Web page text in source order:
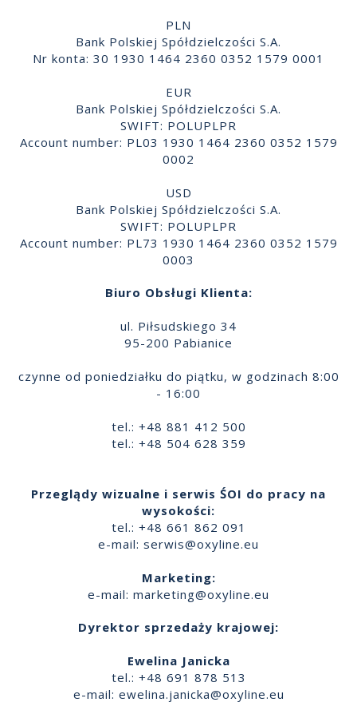
PLN
Bank Polskiej Spółdzielczości S.A.
Nr konta: 30 1930 1464 2360 0352 1579 0001
EUR
Bank Polskiej Spółdzielczości S.A.
SWIFT: POLUPLPR
Account number: PL03 1930 1464 2360 0352 1579
0002
USD
Bank Polskiej Spółdzielczości S.A.
SWIFT: POLUPLPR
Account number: PL73 1930 1464 2360 0352 1579
0003
Biuro Obsługi Klienta:
ul. Piłsudskiego 34
95-200 Pabianice
czynne od poniedziałku do piątku, w godzinach 8:00
- 16:00
tel.: +48 881 412 500
tel.: +48 504 628 359
Przeglądy wizualne i serwis ŚOI do pracy na
wysokości:
tel.: +48 661 862 091
e-mail: serwis@oxyline.eu
Marketing:
e-mail: marketing@oxyline.eu
Dyrektor sprzedaży krajowej:
Ewelina Janicka
tel.: +48 691 878 513
e-mail: ewelina.janicka@oxyline.eu